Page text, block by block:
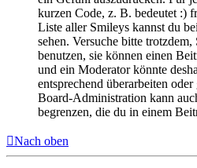
kurzen Code, z. B. bedeutet :)
Liste aller Smileys kannst du
sehen. Versuche bitte
benutzen, sie können einen
und ein Moderator könnte
entsprechend überarbeiten
Board-Administration kann
begrenzen, die du in einem
Nach oben